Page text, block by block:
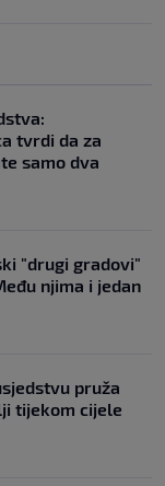
tvrdi da za
samo dva
"drugi gradovi"
njima i jedan
pruža
tijekom cijele